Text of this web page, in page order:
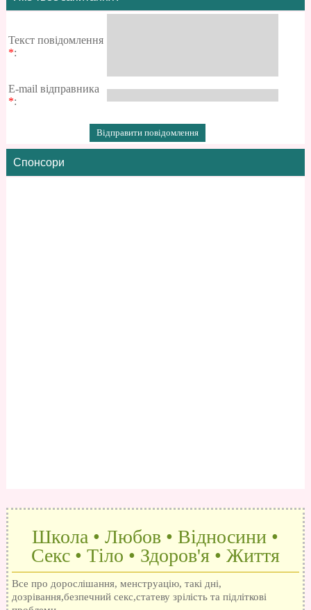
Текст повідомлення
*:
E-mail відправника
*:
Спонсори
Школа • Любов • Відносини •
Секс • Тіло • Здоров'я • Життя
Все про дорослішання, менструацію, такі дні,
дозрівання,безпечний секс,статеву зрілість та підліткові